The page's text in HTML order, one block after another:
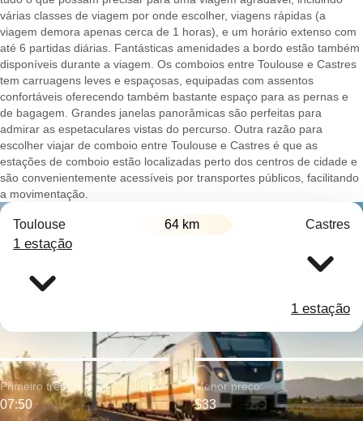
várias classes de viagem por onde escolher, viagens rápidas (a
viagem demora apenas cerca de 1 horas), e um horário extenso com
até 6 partidas diárias. Fantásticas amenidades a bordo estão também
disponíveis durante a viagem. Os comboios entre Toulouse e Castres
tem carruagens leves e espaçosas, equipadas com assentos
confortáveis oferecendo também bastante espaço para as pernas e
de bagagem. Grandes janelas panorâmicas são perfeitas para
admirar as espetaculares vistas do percurso. Outra razão para
escolher viajar de comboio entre Toulouse e Castres é que as
estações de comboio estão localizadas perto dos centros de cidade e
são convenientemente acessíveis por transportes públicos, facilitando
a movimentação.
Toulouse 64 km Castres
1 estação
1 estação
Primeiro trem:
07:50
Menor preço:
$33